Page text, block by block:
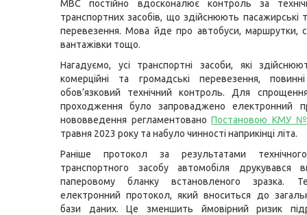
МВС постійно вдосконалює контроль за
транспортних засобів, що здійснюють пасажирські
перевезення. Мова йде про автобуси, маршрутки,
вантажівки тощо.
Нагадуємо, усі транспортні засоби, які
комерційні та громадські перевезення,
обов’язковий технічний контроль. Для
проходження було запроваджено електронний
нововведення регламентованоПостановою КМУ
травня 2023 року та набуло чинності наприкінці літа.
Раніше протокол за результатами
транспортного засобу автомобіля друкувався
паперовому бланку встановленого зразка.
електронний протокол, який вноситься до
бази даних. Це зменшить ймовірний ризик